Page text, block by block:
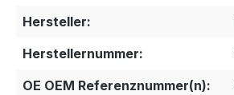
Hersteller:
Herstellernummer:
OE OEM Referenznummer(n):